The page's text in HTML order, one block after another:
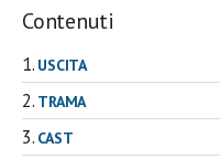
Contenuti
USCITA
TRAMA
CAST